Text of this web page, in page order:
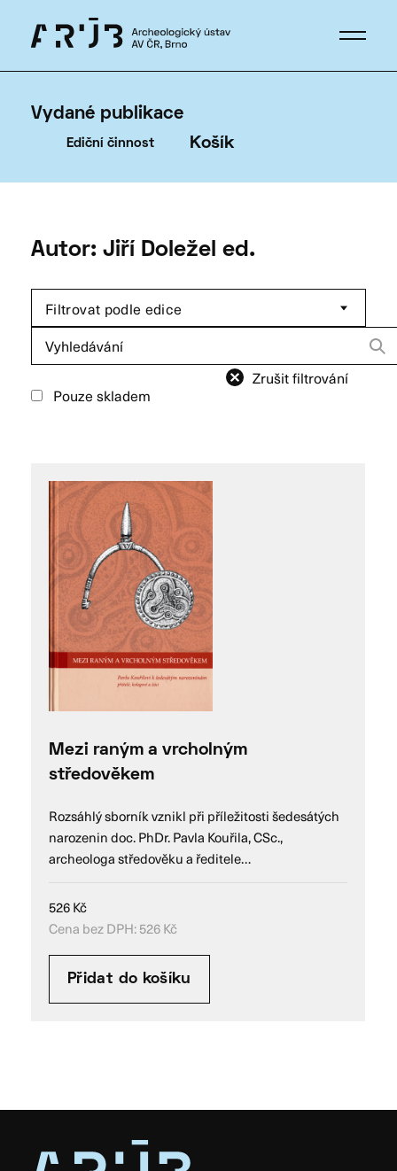
Vydané publikace
Ediční činnost Košík
Autor: Jiří Doležel ed.
Filtrovat podle edice
Hledat:
Zrušit filtrování
Pouze skladem
Mezi raným a vrcholným
středověkem
Rozsáhlý sborník vznikl při příležitosti šedesátých
narozenin doc. PhDr. Pavla Kouřila, CSc.,
archeologa středověku a ředitele…
526Kč
Cena bez DPH:526Kč
Přidat do košíku